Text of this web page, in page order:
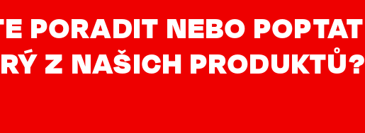
PORADIT NEBO POPTAT
Z NAŠICH PRODUKTŮ?